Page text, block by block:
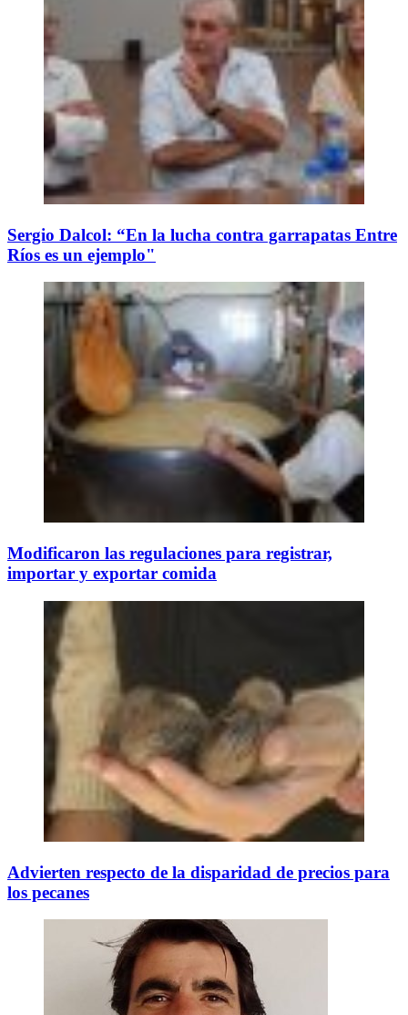
Sergio Dalcol: “En la lucha contra garrapatas Entre
Ríos es un ejemplo"
Modificaron las regulaciones para registrar,
importar y exportar comida
Advierten respecto de la disparidad de precios para
los pecanes